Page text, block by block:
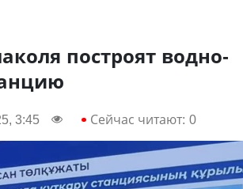
построят водно-
3:45 Сейчас читают: 0